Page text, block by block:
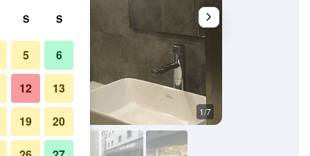
1/7
S S
5 6
12 13
19 20